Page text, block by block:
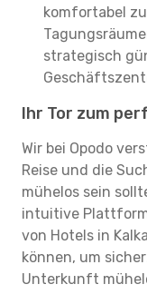
komfortabel
strategisch
Ihr Tor zum
Wir bei Opodo
Reise und die
mühelos sein
intuitive
von Hotels in
können, um
Unterkunft